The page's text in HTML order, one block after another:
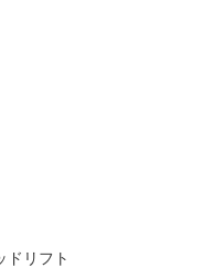
ドリフト